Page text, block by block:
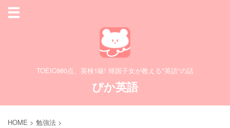
TOEIC980点、英検1級! 帰国子女が教える"英語"の話
ぴか英語
HOME > 勉強法 >